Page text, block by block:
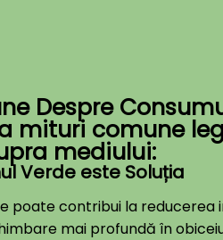
Despre
mituri comune
mediului:
Verde este Soluția
poate contribui la reducerea
mai profundă în